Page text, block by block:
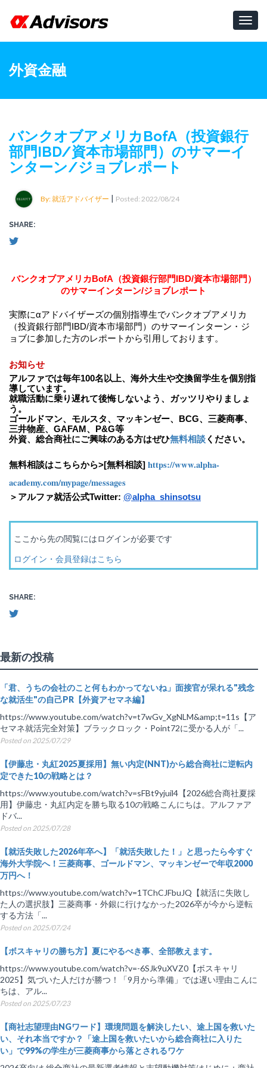
外資金融
バンクオブアメリカBofA（投資銀行
部門IBD/資本市場部門）のサマーイ
ンターン/ジョブレポート
By: 就活アドバイザー | Posted: 2022/08/24
SHARE:
バンクオブアメリカBofA（投資銀行部門IBD/資本市場部門）
のサマーインターン/ジョブレポート
実際にαアドバイザーズの個別指導生でバンクオブアメリカ
（投資銀行部門IBD/資本市場部門）のサマーインターン・ジ
ョブに参加した方のレポートから引用しております。
お知らせ
アルファでは毎年100名以上、海外大生や交換留学生を個別指
導しています。
就職活動に乗り遅れて後悔しないよう、ガッツリやりましょ
う。
ゴールドマン、モルスタ、マッキンゼー、BCG、三菱商事、
三井物産、GAFAM、P&G等
外資、総合商社にご興味のある方はぜひ無料相談 ください。
無料相談はこちらから>[無料相談] https://www.alpha-
academy.com/mypage/messages
＞アルファ就活公式Twitter: @alpha_shinsotsu
ここから先の閲覧にはログインが必要です
ログイン・会員登録はこちら
SHARE:
最新の投稿
「君、うちの会社のこと何もわかってないね」面接官が呆れる"残念
な就活生"の自己PR【外資アセマネ編】
https://www.youtube.com/watch?v=t7wGv_XgNLM&amp;t=11s【ア
セマネ就活完全対策】ブラックロック・Point72に受かる人が「...
Posted on 2025/07/29
【伊藤忠・丸紅2025夏採用】無い内定(NNT)から総合商社に逆転内
定できた10の戦略とは？
https://www.youtube.com/watch?v=sFBt9yjuil4【2026総合商社夏採
用】伊藤忠・丸紅内定を勝ち取る10の戦略こんにちは。アルファア
ドバ...
Posted on 2025/07/28
【就活失敗した2026年卒へ】「就活失敗した！」と思ったら今すぐ
海外大学院へ！三菱商事、ゴールドマン、マッキンゼーで年収2000
万円へ！
https://www.youtube.com/watch?v=1TChCJFbuJQ【就活に失敗し
た人の選択肢】三菱商事・外銀に行けなかった2026卒が今から逆転
する方法「...
Posted on 2025/07/24
【ボスキャリの勝ち方】夏にやるべき事、全部教えます。
https://www.youtube.com/watch?v=-6SJk9uXVZ0【ボスキャリ
2025】気づいた人だけが勝つ！「9月から準備」では遅い理由こんに
ちは、アル...
Posted on 2025/07/23
【商社志望理由NGワード】環境問題を解決したい、途上国を救いた
い、それ本当ですか？「途上国を救いたいから総合商社に入りた
い」で99%の学生が三菱商事から落とされるワケ